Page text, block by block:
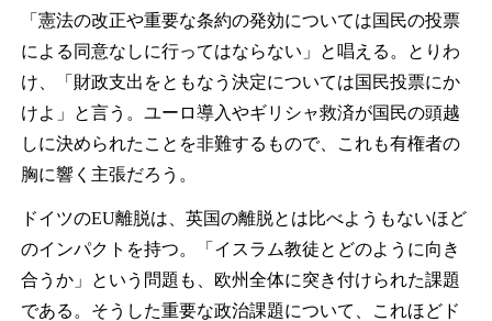
「憲法の改正や重要な条約の発効については国民の投票
による同意なしに行ってはならない」と唱える。とりわ
け、「財政支出をともなう決定については国民投票にか
けよ」と言う。ユーロ導入やギリシャ救済が国民の頭越
しに決められたことを非難するもので、これも有権者の
胸に響く主張だろう。
ドイツのEU離脱は、英国の離脱とは比べようもないほど
のインパクトを持つ。「イスラム教徒とどのように向き
合うか」という問題も、欧州全体に突き付けられた課題
である。そうした重要な政治課題について、これほどド